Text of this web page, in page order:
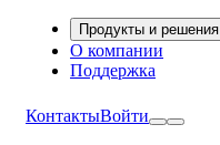
Продукты и решения
О компании
Поддержка
КонтактыВойти